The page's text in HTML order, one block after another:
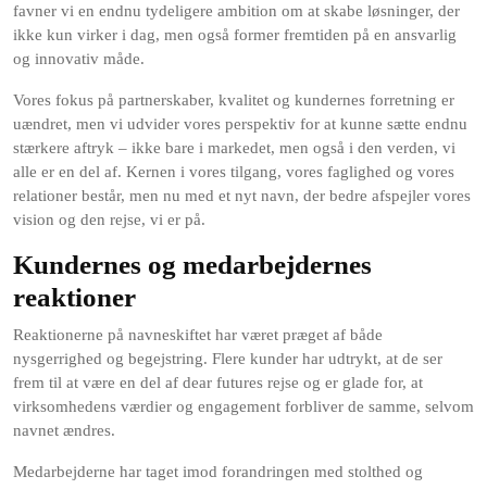
favner vi en endnu tydeligere ambition om at skabe løsninger, der
ikke kun virker i dag, men også former fremtiden på en ansvarlig
og innovativ måde.
Vores fokus på partnerskaber, kvalitet og kundernes forretning er
uændret, men vi udvider vores perspektiv for at kunne sætte endnu
stærkere aftryk – ikke bare i markedet, men også i den verden, vi
alle er en del af. Kernen i vores tilgang, vores faglighed og vores
relationer består, men nu med et nyt navn, der bedre afspejler vores
vision og den rejse, vi er på.
Kundernes og medarbejdernes
reaktioner
Reaktionerne på navneskiftet har været præget af både
nysgerrighed og begejstring. Flere kunder har udtrykt, at de ser
frem til at være en del af dear futures rejse og er glade for, at
virksomhedens værdier og engagement forbliver de samme, selvom
navnet ændres.
Medarbejderne har taget imod forandringen med stolthed og